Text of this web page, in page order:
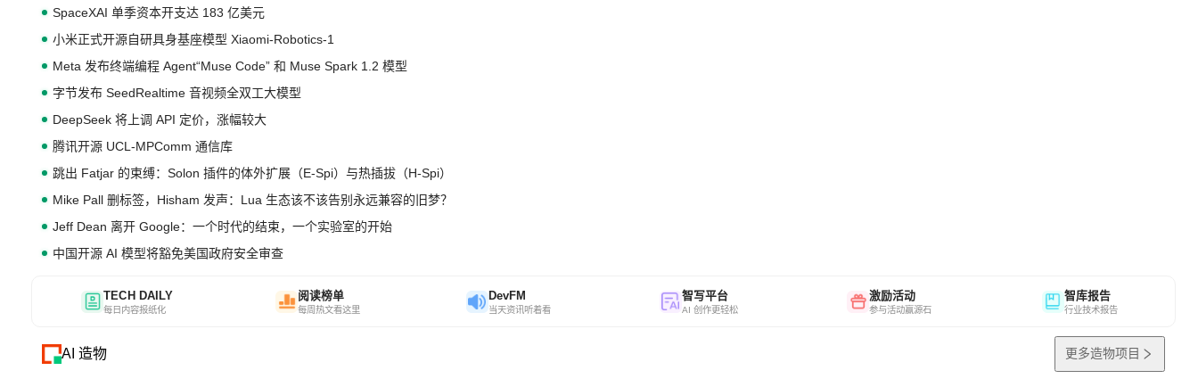
SpaceXAI 单季资本开支达 183 亿美元
小米正式开源自研具身基座模型 Xiaomi-Robotics-1
Meta 发布终端编程 Agent“Muse Code” 和 Muse Spark 1.2 模型
字节发布 SeedRealtime 音视频全双工大模型
DeepSeek 将上调 API 定价，涨幅较大
腾讯开源 UCL-MPComm 通信库
跳出 Fatjar 的束缚：Solon 插件的体外扩展（E-Spi）与热插拔（H-Spi）
Mike Pall 删标签，Hisham 发声：Lua 生态该不该告别永远兼容的旧梦？
Jeff Dean 离开 Google：一个时代的结束，一个实验室的开始
中国开源 AI 模型将豁免美国政府安全审查
TECH DAILY
每日内容报纸化
阅读榜单
每周热文看这里
DevFM
当天资讯听着看
智写平台
AI 创作更轻松
激励活动
参与活动赢源石
智库报告
行业技术报告
AI 造物 更多造物项目